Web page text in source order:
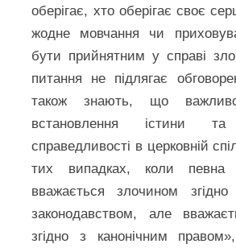
оберігає, хто оберігає своє
жодне мовчання чи
бути прийнятним у справі
питання не підлягає
також знають, що
встановлення істини та
справедливості в церковній
тих випадках, коли певна
вважається злочином
законодавством, але
згідно з канонічним